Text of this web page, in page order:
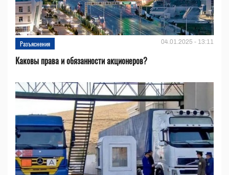
Разъяснения 04.01.2025 - 13:11
Каковы права и обязанности акционеров?